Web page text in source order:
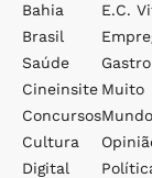
Bahia
Brasil
Saúde
Cineinsite
Concursos
Cultura
Digital
E.c.
Muito
Mundo